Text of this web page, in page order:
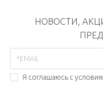
НОВОСТИ,
Я соглашаюсь с